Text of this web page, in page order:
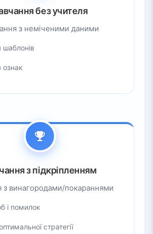
без учителя
з неміченими даними
шаблонів
ознак
з підкріпленням
з винагородами/покараннями
і помилок
стратегії